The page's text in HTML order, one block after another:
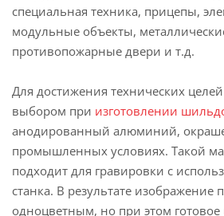
специальная техника, прицепы,
модульные объекты,
противопожарные двери и т.д.
Для достижения технических
выбором при изготовлении
анодированный алюминий,
промышленных условиях. Такой
подходит для гравировки с
станка. В результате изображение
одноцветным, но при этом готовое